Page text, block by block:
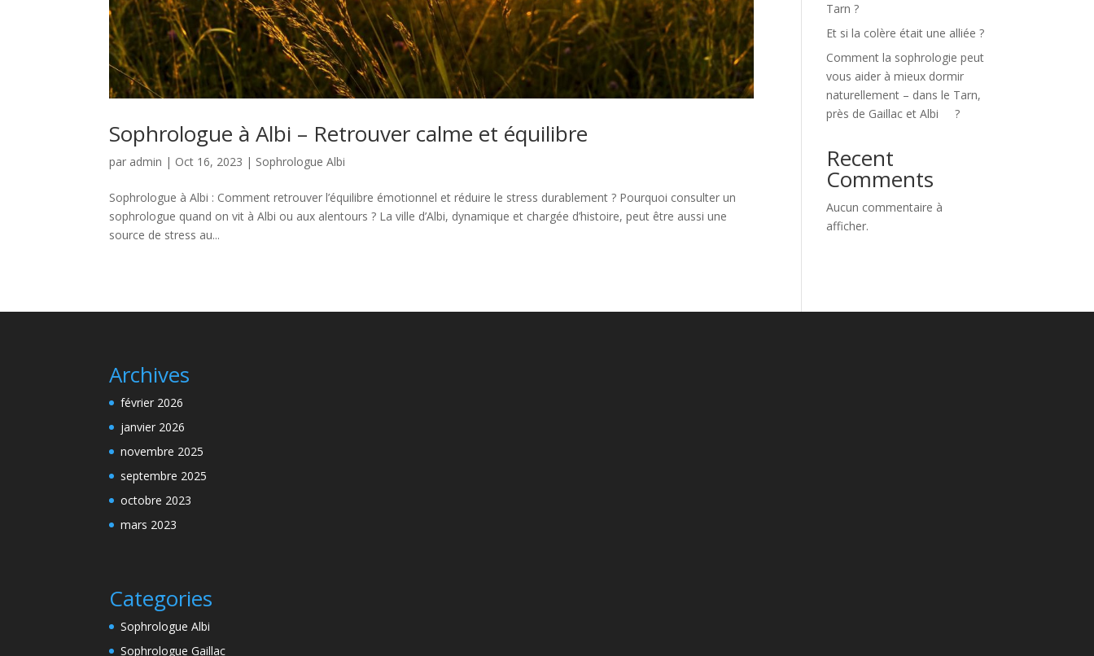
Sophrologue à Albi – Retrouver calme et équilibre
par admin | Oct 16, 2023 | Sophrologue Albi
Sophrologue à Albi : Comment retrouver l’équilibre émotionnel et réduire le stress durablement ? Pourquoi consulter un
sophrologue quand on vit à Albi ou aux alentours ? La ville d’Albi, dynamique et chargée d’histoire, peut être aussi une
source de stress au...
Tarn ?
Et si la colère était une alliée ?
Comment la sophrologie peut
vous aider à mieux dormir
naturellement – dans le Tarn,
près de Gaillac et Albi ?
Recent
Comments
Aucun commentaire à
afficher.
Archives
février 2026
janvier 2026
novembre 2025
septembre 2025
octobre 2023
mars 2023
Categories
Sophrologue Albi
Sophrologue Gaillac